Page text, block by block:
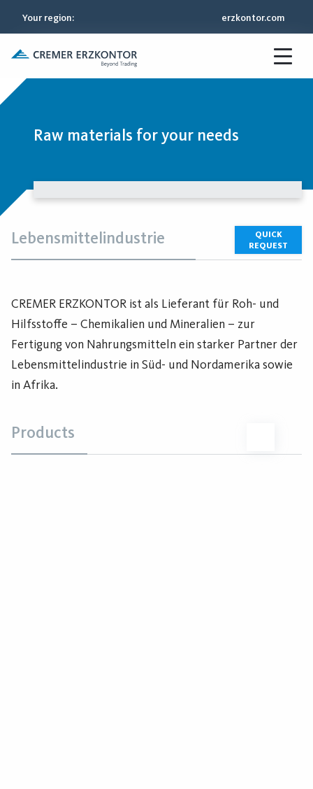
Your region: erzkontor.com
Raw materials for your needs
QUICK
REQUEST
Lebensmittelindustrie
CREMER ERZKONTOR ist als Lieferant für Roh- und
Hilfsstoffe – Chemikalien und Mineralien – zur
Fertigung von Nahrungsmitteln ein starker Partner der
Lebensmittelindustrie in Süd- und Nordamerika sowie
in Afrika.
Products